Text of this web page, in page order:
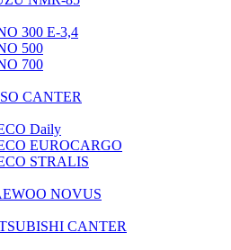
300 E-3,4
500
700
CANTER
Daily
EUROCARGO
STRALIS
NOVUS
CANTER